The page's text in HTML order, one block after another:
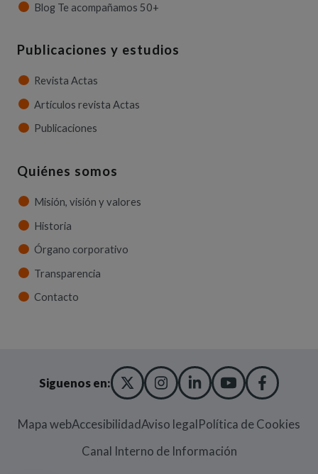
Blog Te acompañamos 50+
Publicaciones y estudios
Revista Actas
Artículos revista Actas
Publicaciones
Quiénes somos
Misión, visión y valores
Historia
Órgano corporativo
Transparencia
Contacto
Siguenos en: X TWITTER
(ABRE EN NUEVA
INSTAGRAM
(ABRE EN NUEVA
LINKEDIN
(ABRE EN
YOUTUBE
(ABRE EN
Mapa webAccesibilidadAviso legalPolítica de Cookies
Canal Interno de Información(Abre en